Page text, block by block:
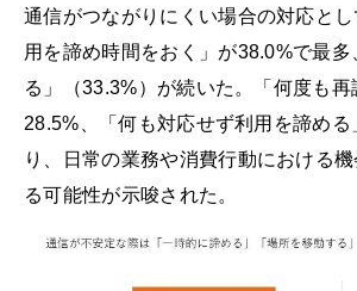
通信がつながりにくい場合の対応と
用を諦め時間をおく」が38.0%で最
る」（33.3%）が続いた。「何度も
28.5%、「何も対応せず利用を諦め
り、日常の業務や消費行動における
る可能性が示唆された。